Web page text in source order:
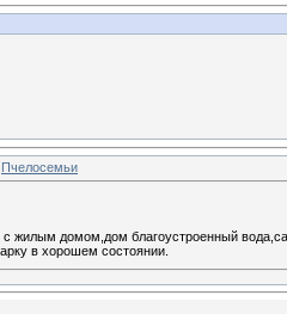
Пчелосемьи
жилым домом,дом благоустроенный
в хорошем состоянии.